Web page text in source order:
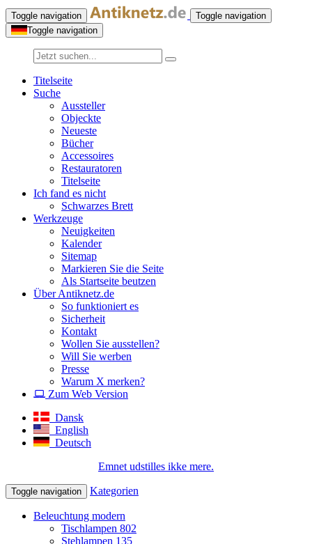
Toggle navigation
Toggle navigation
Toggle navigation
Titelseite
Suche
Aussteller
Objeckte
Neueste
Bücher
Accessoires
Restauratoren
Titelseite
Ich fand es nicht
Schwarzes Brett
Werkzeuge
Neuigkeiten
Kalender
Sitemap
Markieren Sie die Seite
Als Startseite beutzen
Über Antiknetz.de
So funktioniert es
Sicherheit
Kontakt
Wollen Sie ausstellen?
Will Sie werben
Presse
Warum X merken?
Zum Web Version
Dansk
English
Deutsch
Emnet udstilles ikke mere.
Toggle navigation Kategorien
Beleuchtung modern
Tischlampen 802
Stehlampen 135